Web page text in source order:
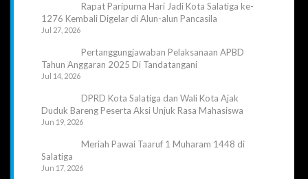
Rapat Paripurna Hari Jadi Kota Salatiga ke-
1276 Kembali Digelar di Alun-alun Pancasila
Jul 27, 2026
Pertanggungjawaban Pelaksanaan APBD
Tahun Anggaran 2025 Di Tandatangani
Jul 14, 2026
DPRD Kota Salatiga dan Wali Kota Ajak
Duduk Bareng Peserta Aksi Unjuk Rasa Mahasiswa
Jun 19, 2026
Meriah Pawai Taaruf 1 Muharam 1448 di
Salatiga
Jun 17, 2026